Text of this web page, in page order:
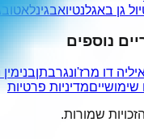
גן באגלנטיואבגינלאטוב
נוספים
דו מרז'ונגרבתן
שימושייםמדיניות פרטיות